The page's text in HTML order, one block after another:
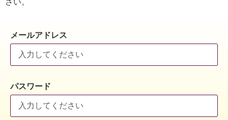
さい。
メールアドレス
パスワード